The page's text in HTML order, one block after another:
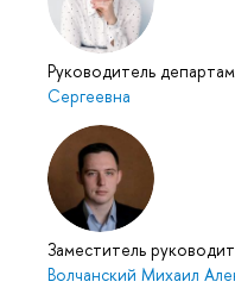
Руководитель
Сергеевна
Заместитель
Волчанский Михаил